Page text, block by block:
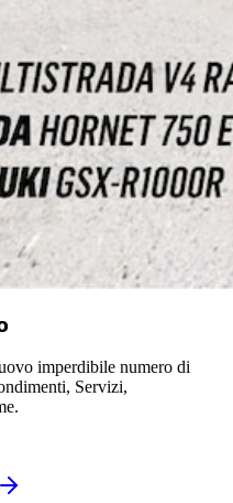
imperdibile numero di
Servizi,